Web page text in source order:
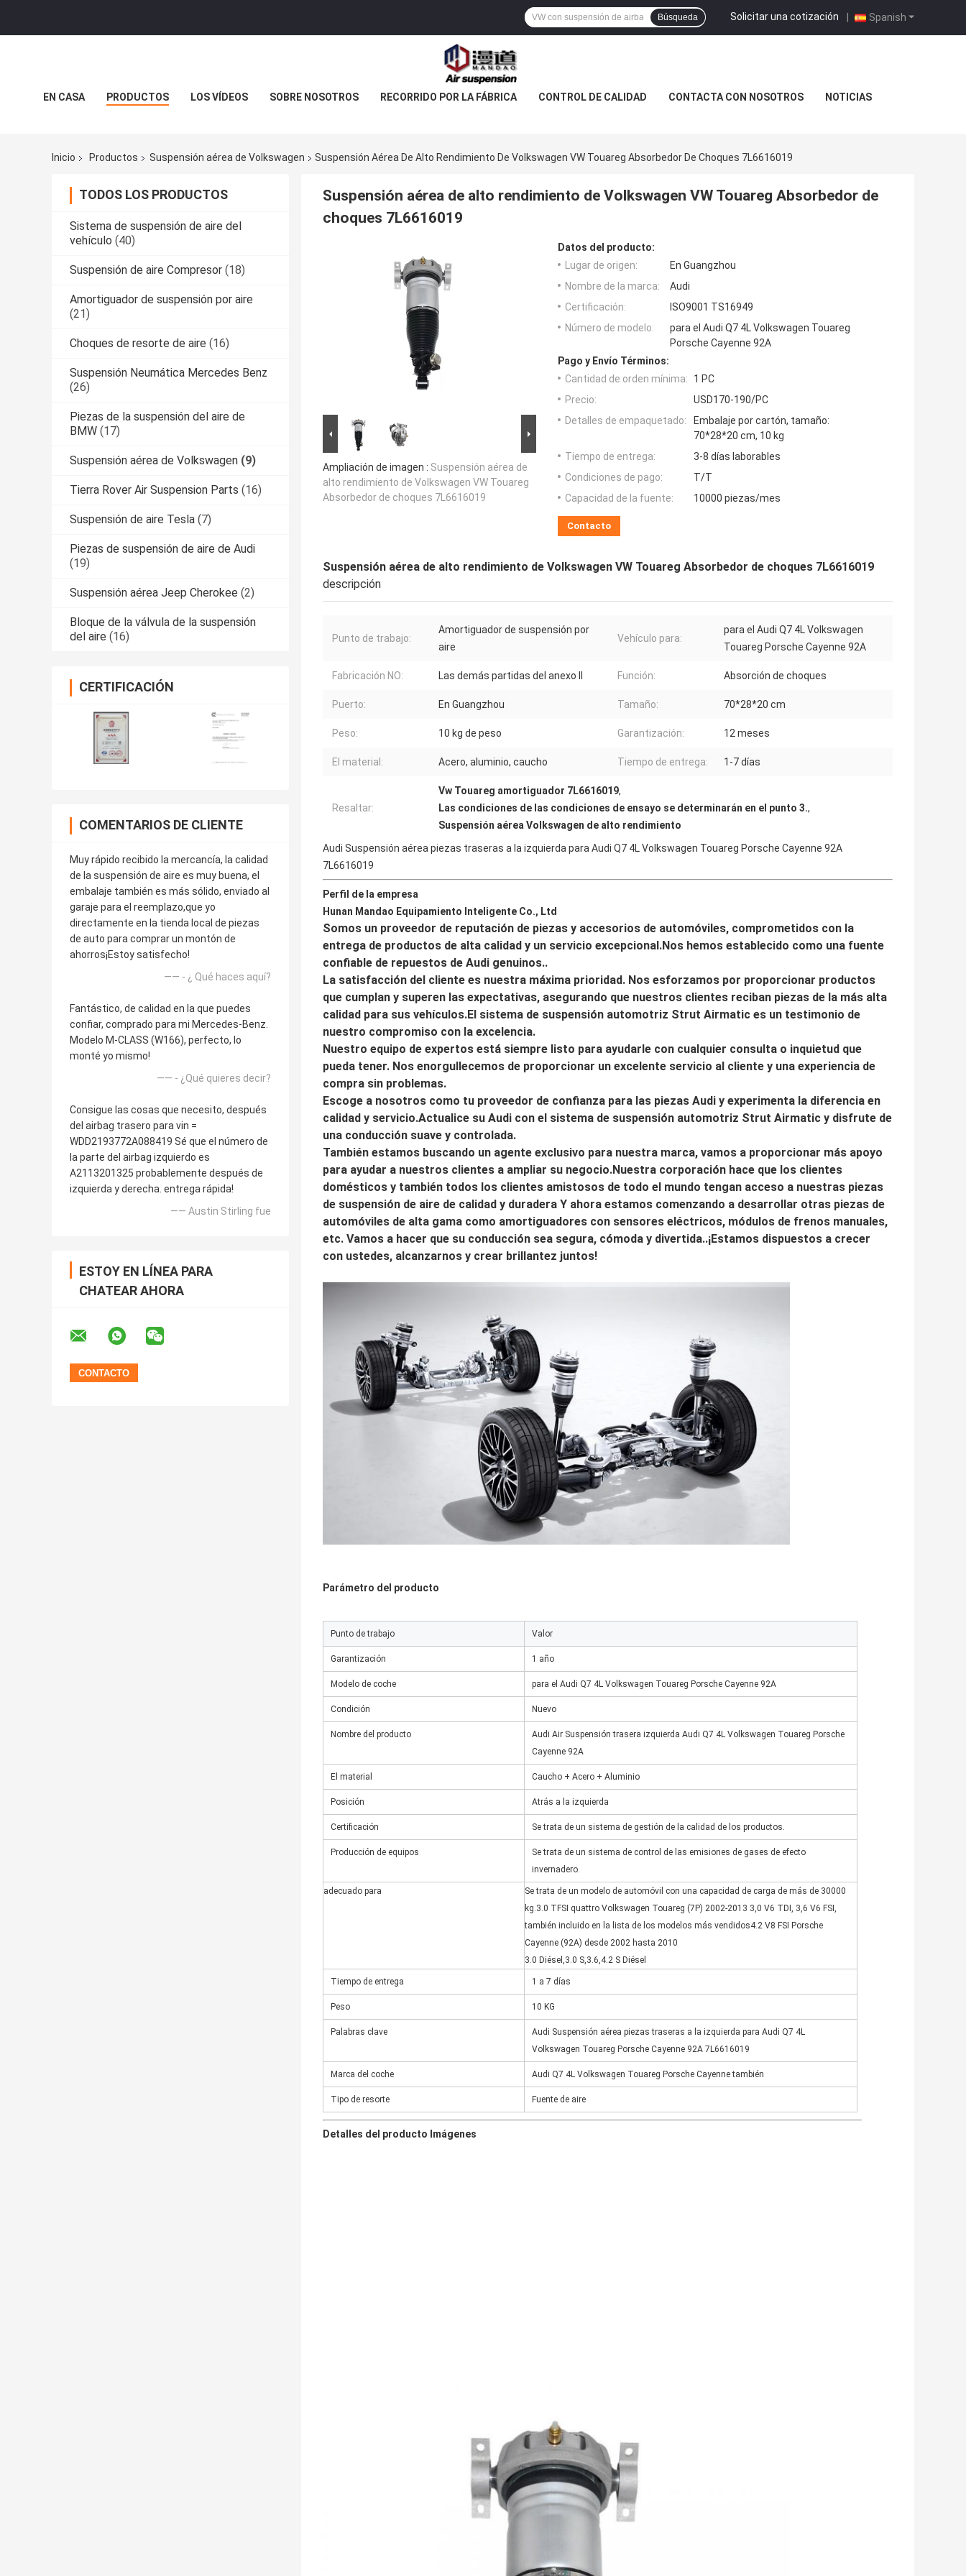
Spanish
Solicitar una cotización |
Búsqueda
EN CASA PRODUCTOS LOS VÍDEOS SOBRE NOSOTROS RECORRIDO POR LA FÁBRICA CONTROL DE CALIDAD CONTACTA CON NOSOTROS NOTICIAS
Inicio Productos Suspensión aérea de Volkswagen Suspensión Aérea De Alto Rendimiento De Volkswagen VW Touareg Absorbedor De Choques 7L6616019
TODOS LOS PRODUCTOS
Sistema de suspensión de aire del
vehículo (40)
Suspensión de aire Compresor (18)
Amortiguador de suspensión por aire
(21)
Choques de resorte de aire (16)
Suspensión Neumática Mercedes Benz
(26)
Piezas de la suspensión del aire de
BMW (17)
Suspensión aérea de Volkswagen (9)
Tierra Rover Air Suspension Parts (16)
Suspensión de aire Tesla (7)
Piezas de suspensión de aire de Audi
(19)
Suspensión aérea Jeep Cherokee (2)
Bloque de la válvula de la suspensión
del aire (16)
CERTIFICACIÓN
COMENTARIOS DE CLIENTE
Muy rápido recibido la mercancía, la calidad
de la suspensión de aire es muy buena, el
embalaje también es más sólido, enviado al
garaje para el reemplazo,que yo
directamente en la tienda local de piezas
de auto para comprar un montón de
ahorros¡Estoy satisfecho!
—— - ¿ Qué haces aquí?
Fantástico, de calidad en la que puedes
confiar, comprado para mi Mercedes-Benz.
Modelo M-CLASS (W166), perfecto, lo
monté yo mismo!
—— - ¿Qué quieres decir?
Consigue las cosas que necesito, después
del airbag trasero para vin =
WDD2193772A088419 Sé que el número de
la parte del airbag izquierdo es
A2113201325 probablemente después de
izquierda y derecha. entrega rápida!
—— Austin Stirling fue
ESTOY EN LÍNEA PARA
CHATEAR AHORA
Suspensión aérea de alto rendimiento de Volkswagen VW Touareg Absorbedor de
choques 7L6616019
Ampliación de imagen : Suspensión aérea de
alto rendimiento de Volkswagen VW Touareg
Absorbedor de choques 7L6616019
Datos del producto:
Lugar de origen:
En Guangzhou
Nombre de la marca:
Audi
Certificación:
ISO9001 TS16949
Número de modelo:
para el Audi Q7 4L Volkswagen Touareg
Porsche Cayenne 92A
Pago y Envío Términos:
Cantidad de orden mínima:
1 PC
Precio:
USD170-190/PC
Detalles de empaquetado:
Embalaje por cartón, tamaño:
70*28*20 cm, 10 kg
Tiempo de entrega:
3-8 días laborables
Condiciones de pago:
T/T
Capacidad de la fuente:
10000 piezas/mes
Contacto
Suspensión aérea de alto rendimiento de Volkswagen VW Touareg Absorbedor de choques 7L6616019
descripción
Punto de trabajo:
Amortiguador de suspensión por
aire
Vehículo para:
para el Audi Q7 4L Volkswagen
Touareg Porsche Cayenne 92A
Fabricación NO: Las demás partidas del anexo II Función: Absorción de choques
Puerto: En Guangzhou Tamaño: 70*28*20 cm
Peso: 10 kg de peso Garantización: 12 meses
El material: Acero, aluminio, caucho Tiempo de entrega: 1-7 días
Resaltar:
Vw Touareg amortiguador 7L6616019,
Las condiciones de las condiciones de ensayo se determinarán en el punto 3.,
Suspensión aérea Volkswagen de alto rendimiento
Audi Suspensión aérea piezas traseras a la izquierda para Audi Q7 4L Volkswagen Touareg Porsche Cayenne 92A
7L6616019
Perfil de la empresa
Hunan Mandao Equipamiento Inteligente Co., Ltd
Somos un proveedor de reputación de piezas y accesorios de automóviles, comprometidos con la
entrega de productos de alta calidad y un servicio excepcional.Nos hemos establecido como una fuente
confiable de repuestos de Audi genuinos..
La satisfacción del cliente es nuestra máxima prioridad. Nos esforzamos por proporcionar productos
que cumplan y superen las expectativas, asegurando que nuestros clientes reciban piezas de la más alta
calidad para sus vehículos.El sistema de suspensión automotriz Strut Airmatic es un testimonio de
nuestro compromiso con la excelencia.
Nuestro equipo de expertos está siempre listo para ayudarle con cualquier consulta o inquietud que
pueda tener. Nos enorgullecemos de proporcionar un excelente servicio al cliente y una experiencia de
compra sin problemas.
Escoge a nosotros como tu proveedor de confianza para las piezas Audi y experimenta la diferencia en
calidad y servicio.Actualice su Audi con el sistema de suspensión automotriz Strut Airmatic y disfrute de
una conducción suave y controlada.
También estamos buscando un agente exclusivo para nuestra marca, vamos a proporcionar más apoyo
para ayudar a nuestros clientes a ampliar su negocio.Nuestra corporación hace que los clientes
domésticos y también todos los clientes amistosos de todo el mundo tengan acceso a nuestras piezas
de suspensión de aire de calidad y duradera Y ahora estamos comenzando a desarrollar otras piezas de
automóviles de alta gama como amortiguadores con sensores eléctricos, módulos de frenos manuales,
etc. Vamos a hacer que su conducción sea segura, cómoda y divertida..¡Estamos dispuestos a crecer
con ustedes, alcanzarnos y crear brillantez juntos!
Parámetro del producto
Punto de trabajo Valor
Garantización 1 año
Modelo de coche para el Audi Q7 4L Volkswagen Touareg Porsche Cayenne 92A
Condición Nuevo
Nombre del producto
Audi Air Suspensión trasera izquierda Audi Q7 4L Volkswagen Touareg Porsche
Cayenne 92A
El material Caucho + Acero + Aluminio
Posición Atrás a la izquierda
Certificación Se trata de un sistema de gestión de la calidad de los productos.
Producción de equipos
Se trata de un sistema de control de las emisiones de gases de efecto
invernadero.
adecuado para
Se trata de un modelo de automóvil con una capacidad de carga de más de 30000
kg.3.0 TFSI quattro Volkswagen Touareg (7P) 2002-2013 3,0 V6 TDI, 3,6 V6 FSI,
también incluido en la lista de los modelos más vendidos4.2 V8 FSI Porsche
Cayenne (92A) desde 2002 hasta 2010
3.0 Diésel,3.0 S,3.6,4.2 S Diésel
Tiempo de entrega 1 a 7 días
Peso 10 KG
Palabras clave
Audi Suspensión aérea piezas traseras a la izquierda para Audi Q7 4L
Volkswagen Touareg Porsche Cayenne 92A 7L6616019
Marca del coche Audi Q7 4L Volkswagen Touareg Porsche Cayenne también
Tipo de resorte Fuente de aire
Detalles del producto Imágenes